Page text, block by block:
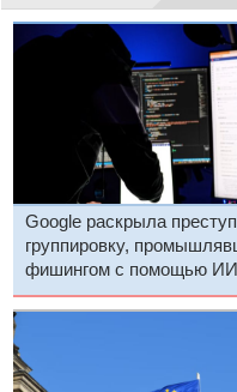
Google раскрыла
группировку,
фишингом с помощью
сервиса Gemini